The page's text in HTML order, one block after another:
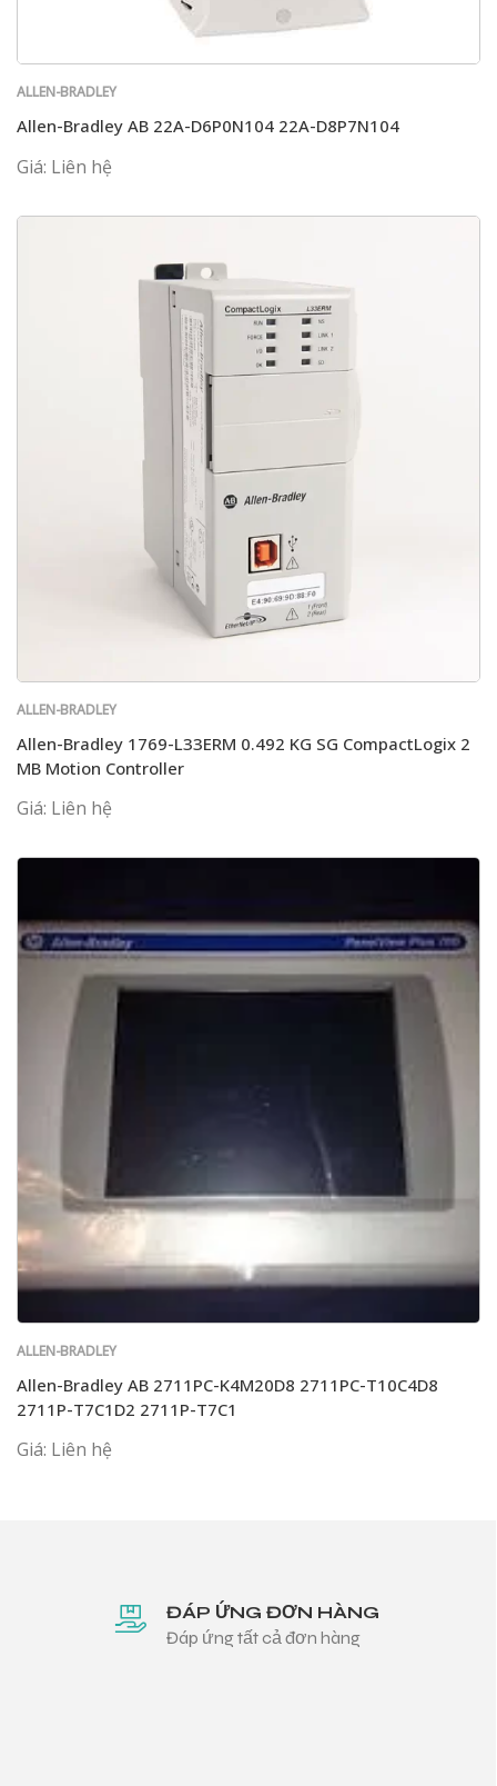
ALLEN-BRADLEY
Allen-Bradley AB 22A-D6P0N104 22A-D8P7N104
Giá: Liên hệ
ALLEN-BRADLEY
Allen-Bradley 1769-L33ERM 0.492 KG SG CompactLogix 2
MB Motion Controller
Giá: Liên hệ
ALLEN-BRADLEY
Allen-Bradley AB 2711PC-K4M20D8 2711PC-T10C4D8
2711P-T7C1D2 2711P-T7C1
Giá: Liên hệ
ĐÁP ỨNG ĐƠN HÀNG
Đáp ứng tất cả đơn hàng